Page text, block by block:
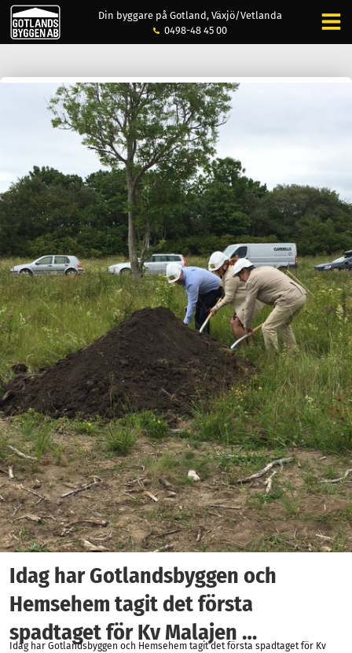
Din byggare på Gotland, Växjö/Vetlanda
0498-48 45 00
Idag har Gotlandsbyggen och
Hemsehem tagit det första
spadtaget för Kv Malajen …
Idag har Gotlandsbyggen och Hemsehem tagit det första spadtaget för Kv